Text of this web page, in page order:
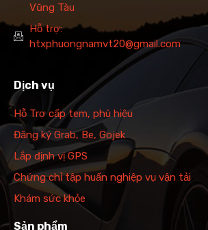
Vũng Tàu
Hỗ trợ:
htxphuongnamvt20@gmail.com
Dịch vụ
Hỗ Trợ cấp tem, phù hiệu
Đăng ký Grab, Be, Gojek
Lắp định vị GPS
Chứng chỉ tập huấn nghiệp vụ vận tải
Khám sức khỏe
Sản phẩm